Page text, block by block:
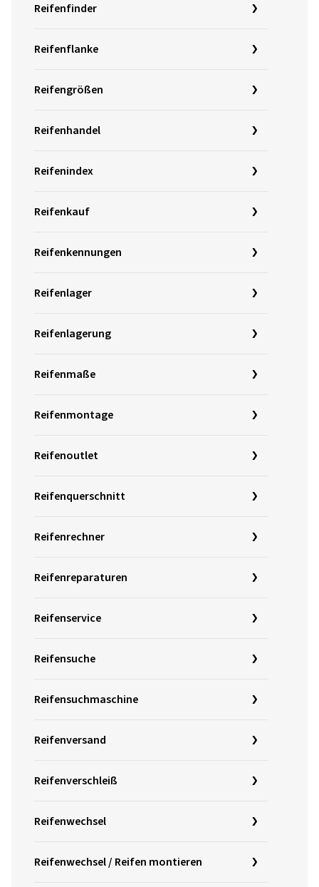
Reifenfinder
Reifenflanke
Reifengrößen
Reifenhandel
Reifenindex
Reifenkauf
Reifenkennungen
Reifenlager
Reifenlagerung
Reifenmaße
Reifenmontage
Reifenoutlet
Reifenquerschnitt
Reifenrechner
Reifenreparaturen
Reifenservice
Reifensuche
Reifensuchmaschine
Reifenversand
Reifenverschleiß
Reifenwechsel
Reifenwechsel / Reifen montieren